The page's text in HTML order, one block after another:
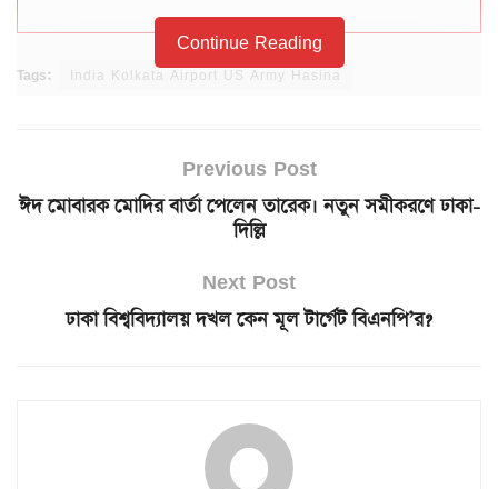
Continue Reading
Tags: India Kolkata Airport US Army Hasina
Previous Post
ঈদ মোবারক মোদির বার্তা পেলেন তারেক। নতুন সমীকরণে ঢাকা-
দিল্লি
Next Post
ঢাকা বিশ্ববিদ্যালয় দখল কেন মূল টার্গেট বিএনপি’র?